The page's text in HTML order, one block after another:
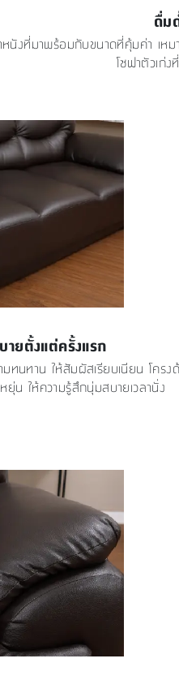
ดื่ม
งที่มาพร้อมกับขนาดที่คุ้มค่า เหม
โซฟาตัวเก่
ายตั้งแต่ครั้งแรก
นทาน ให้สัมผัสเรียบเนียน โครง
น ให้ความรู้สึกนุ่มสบายเวลานั่ง